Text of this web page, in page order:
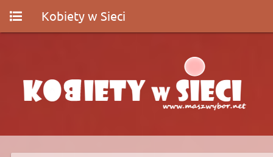
Kobiety w Sieci